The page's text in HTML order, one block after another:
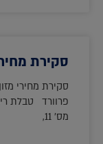
סקירת מחירי
סקירת מחירי
מס' 11,